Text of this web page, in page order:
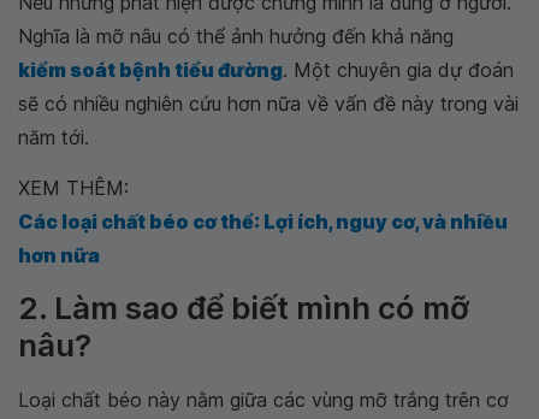
Nghĩa là mỡ nâu có thể ảnh hưởng đến khả năng
kiểm soát bệnh tiểu đường. Một chuyên gia dự đoán
sẽ có nhiều nghiên cứu hơn nữa về vấn đề này trong vài
năm tới.
XEM THÊM:
Các loại chất béo cơ thể: Lợi ích, nguy cơ, và nhiều
hơn nữa
2. Làm sao để biết mình có mỡ
nâu?
Loại chất béo này nằm giữa các vùng mỡ trắng trên cơ